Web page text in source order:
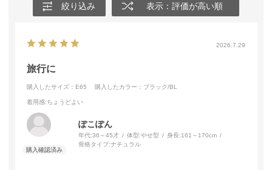
絞り込み 表示：評価が高い順
2026.7.29
旅行に
購入したサイズ：E65 購入したカラー：ブラック/BL
着用感:ちょうどよい
ぽこぽん
年代:36～45才 体型:やせ型 身長:161～170cm
骨格タイプ:ナチュラル